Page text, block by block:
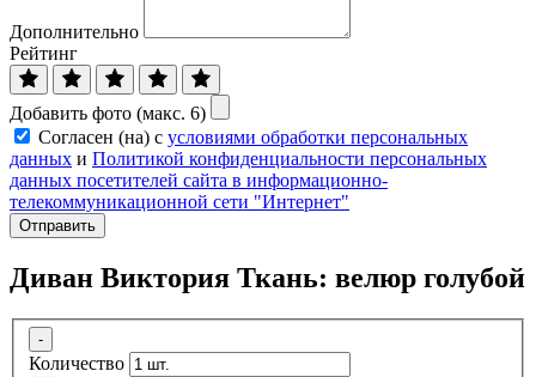
Дополнительно
Рейтинг
Добавить фото (макс. 6)
Согласен (на) с условиями обработки персональных
данных и Политикой конфиденциальности персональных
данных посетителей сайта в информационно-
телекоммуникационной сети "Интернет"
Отправить
Диван Виктория Ткань: велюр голубой
-
Количество